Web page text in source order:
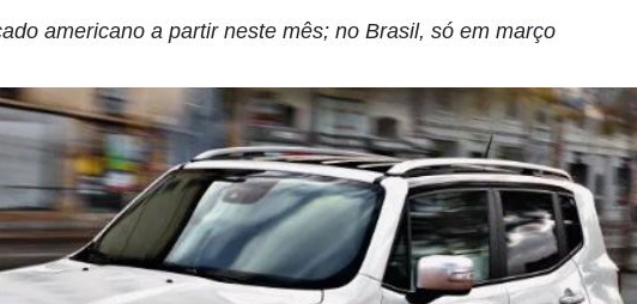
americano a partir neste mês; no Brasil, só em março